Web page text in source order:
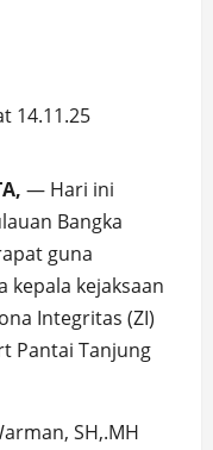
— Hari ini
Bangka
guna
kepala kejaksaan
Integritas (ZI)
Pantai Tanjung
SH,.MH